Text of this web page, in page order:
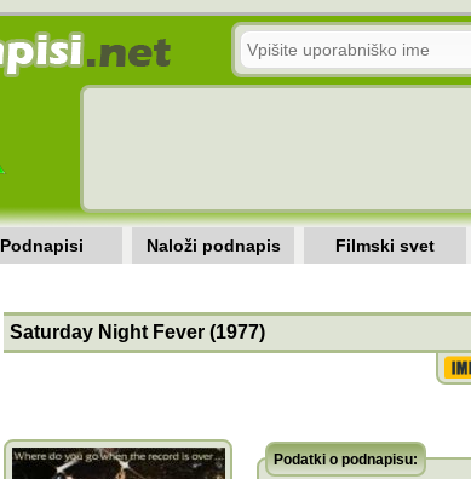
Podnapisi Naloži podnapis Filmski svet
Saturday Night Fever (1977)
Podatki o podnapisu: